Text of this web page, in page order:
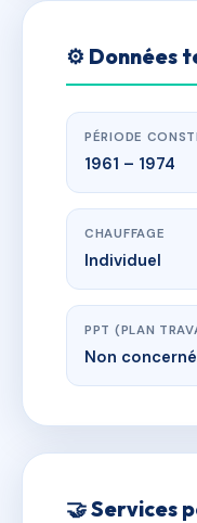
⚙️ Données
PÉRIODE
1961 – 1974
CHAUFFAGE
Individuel
PPT (PLAN
Non concerné
🤝 Services